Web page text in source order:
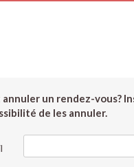
un rendez-vous?
de les annuler.